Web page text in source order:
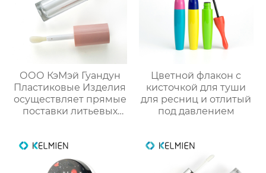
ООО КэМэй Гуандун
Пластиковые Изделия
осуществляет прямые
поставки литьевых
мл (пустая упаковка)
Цветной флакон с
кисточкой для туши
для ресниц и отлитый
под давлением